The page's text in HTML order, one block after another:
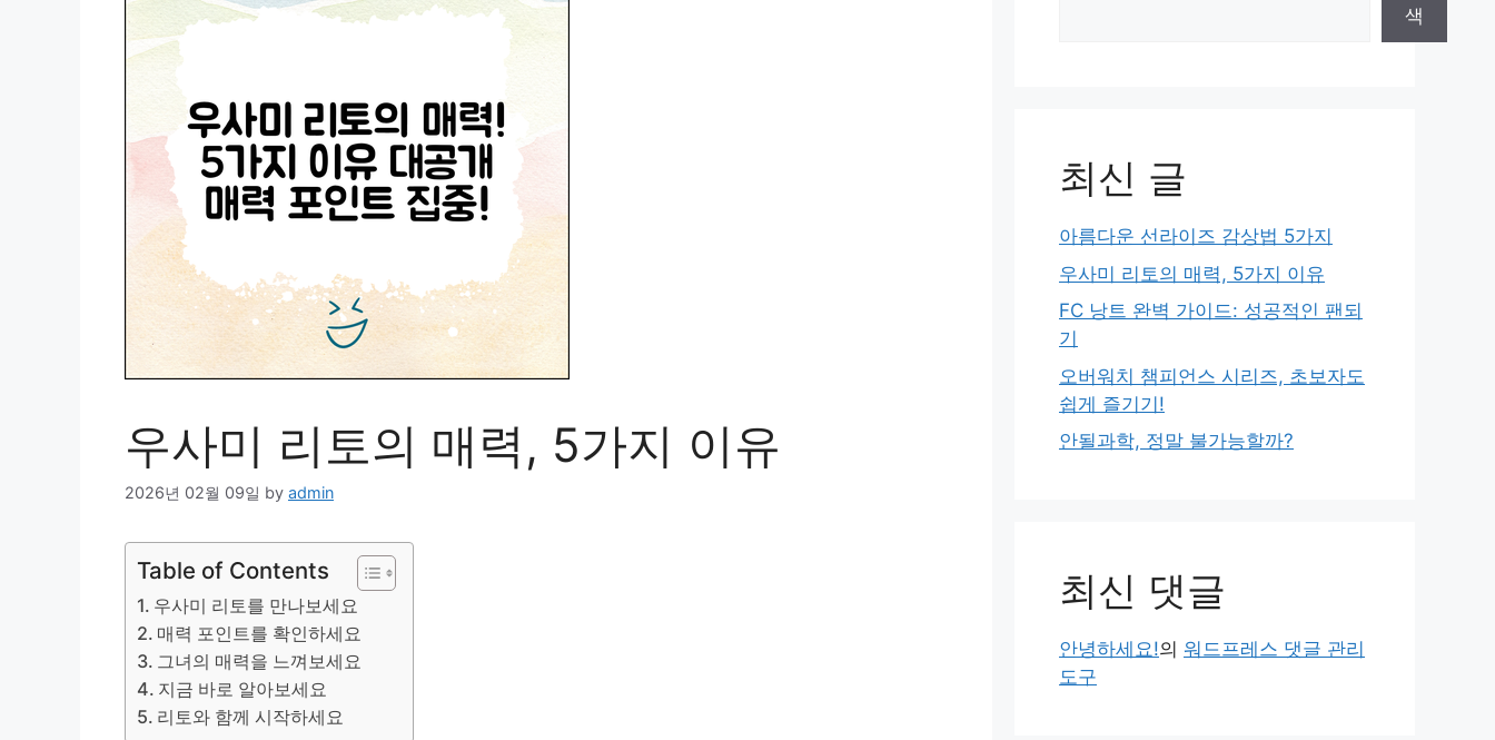
우사미 리토의 매력, 5가지 이유
2026년 02월 09일 by admin
Table of Contents
우사미 리토를 만나보세요
매력 포인트를 확인하세요
그녀의 매력을 느껴보세요
지금 바로 알아보세요
리토와 함께 시작하세요
색
최신 글
아름다운 선라이즈 감상법 5가지
우사미 리토의 매력, 5가지 이유
FC 낭트 완벽 가이드: 성공적인 팬되
기
오버워치 챔피언스 시리즈, 초보자도
쉽게 즐기기!
안될과학, 정말 불가능할까?
최신 댓글
안녕하세요!의 워드프레스 댓글 관리
도구